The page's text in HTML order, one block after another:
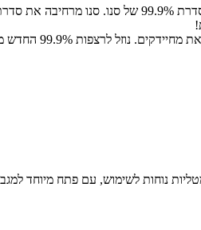
הנוזל מתאים לכל סוגי הרצפות
הרצפות. המטליות נוחות לשימוש, עם פתח